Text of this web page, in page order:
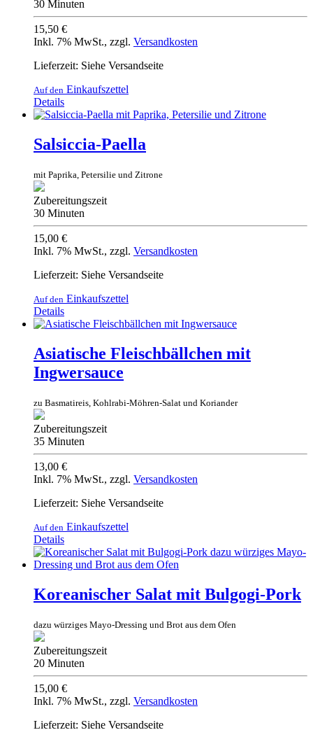
30 Minuten
15,50 €
Inkl. 7% MwSt., zzgl. Versandkosten
Lieferzeit: Siehe Versandseite
Auf den Einkaufszettel
Details
Salsiccia-Paella
mit Paprika, Petersilie und Zitrone
Zubereitungszeit
30 Minuten
15,00 €
Inkl. 7% MwSt., zzgl. Versandkosten
Lieferzeit: Siehe Versandseite
Auf den Einkaufszettel
Details
Asiatische Fleischbällchen mit
Ingwersauce
zu Basmatireis, Kohlrabi-Möhren-Salat und Koriander
Zubereitungszeit
35 Minuten
13,00 €
Inkl. 7% MwSt., zzgl. Versandkosten
Lieferzeit: Siehe Versandseite
Auf den Einkaufszettel
Details
Koreanischer Salat mit Bulgogi-Pork
dazu würziges Mayo-Dressing und Brot aus dem Ofen
Zubereitungszeit
20 Minuten
15,00 €
Inkl. 7% MwSt., zzgl. Versandkosten
Lieferzeit: Siehe Versandseite